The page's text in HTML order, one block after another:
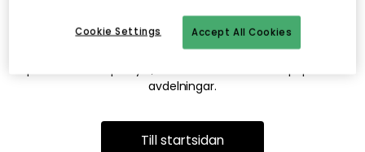
Detta kan bero på att sidan inte längre finns eller att den har
flyttats. Vi ber om ursäkt för besväret. I menyn ovan kan du
prova att söka på nytt, eller besöka en av våra populära
avdelningar.
Till startsidan
Accept All Cookies
Cookie Settings